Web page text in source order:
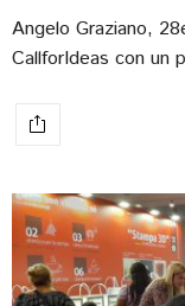
Angelo Graziano,
CallforIdeas con un